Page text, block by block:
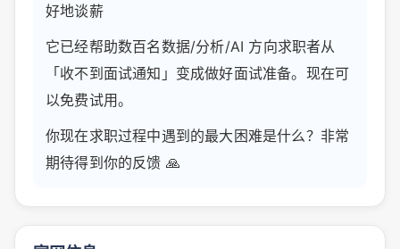
好地谈薪
它已经帮助数百名数据/分析/AI 方向求职者从
「收不到面试通知」变成做好面试准备。现在可
以免费试用。
你现在求职过程中遇到的最大困难是什么？非常
期待得到你的反馈 🙏